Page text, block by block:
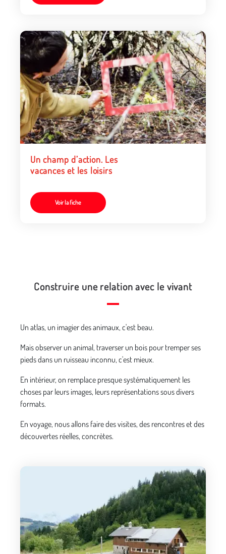
Un champ d’action. Les
vacances et les loisirs
Voir la fiche
Construire une relation avec le vivant
Un atlas, un imagier des animaux, c'est beau.
Mais observer un animal, traverser un bois pour tremper ses
pieds dans un ruisseau inconnu, c'est mieux.
En intérieur, on remplace presque systématiquement les
choses par leurs images, leurs représentations sous divers
formats.
En voyage, nous allons faire des visites, des rencontres et des
découvertes réelles, concrètes.